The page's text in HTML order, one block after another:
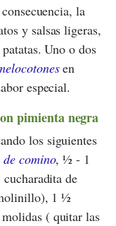
la
y salsas ligeras,
Uno o dos
en
especial.
pimienta negra
los siguientes
comino, ½ - 1
cucharadita de
1 ½
molidas ( quitar las